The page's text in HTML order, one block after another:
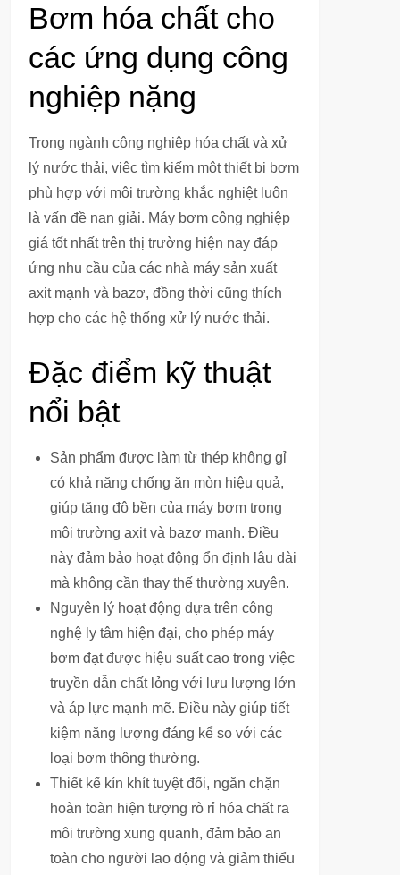
Bơm hóa chất cho
các ứng dụng công
nghiệp nặng
Trong ngành công nghiệp hóa chất và xử
lý nước thải, việc tìm kiếm một thiết bị bơm
phù hợp với môi trường khắc nghiệt luôn
là vấn đề nan giải. Máy bơm công nghiệp
giá tốt nhất trên thị trường hiện nay đáp
ứng nhu cầu của các nhà máy sản xuất
axit mạnh và bazơ, đồng thời cũng thích
hợp cho các hệ thống xử lý nước thải.
Đặc điểm kỹ thuật
nổi bật
Sản phẩm được làm từ thép không gỉ
có khả năng chống ăn mòn hiệu quả,
giúp tăng độ bền của máy bơm trong
môi trường axit và bazơ mạnh. Điều
này đảm bảo hoạt động ổn định lâu dài
mà không cần thay thế thường xuyên.
Nguyên lý hoạt động dựa trên công
nghệ ly tâm hiện đại, cho phép máy
bơm đạt được hiệu suất cao trong việc
truyền dẫn chất lỏng với lưu lượng lớn
và áp lực mạnh mẽ. Điều này giúp tiết
kiệm năng lượng đáng kể so với các
loại bơm thông thường.
Thiết kế kín khít tuyệt đối, ngăn chặn
hoàn toàn hiện tượng rò rỉ hóa chất ra
môi trường xung quanh, đảm bảo an
toàn cho người lao động và giảm thiểu